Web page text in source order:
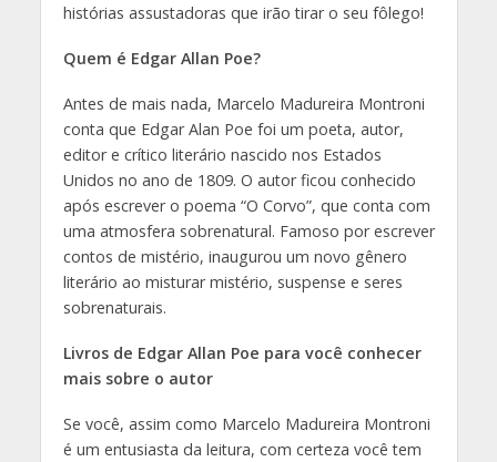
histórias assustadoras que irão tirar o seu fôlego!
Quem é Edgar Allan Poe?
Antes de mais nada, Marcelo Madureira Montroni
conta que Edgar Alan Poe foi um poeta, autor,
editor e crítico literário nascido nos Estados
Unidos no ano de 1809. O autor ficou conhecido
após escrever o poema “O Corvo”, que conta com
uma atmosfera sobrenatural. Famoso por escrever
contos de mistério, inaugurou um novo gênero
literário ao misturar mistério, suspense e seres
sobrenaturais.
Livros de Edgar Allan Poe para você conhecer
mais sobre o autor
Se você, assim como Marcelo Madureira Montroni
é um entusiasta da leitura, com certeza você tem